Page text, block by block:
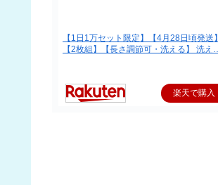
【1日1万セット限定】【4月28日頃発送】
【2枚組】【長さ調節可・洗える】 洗え…
楽天で購入